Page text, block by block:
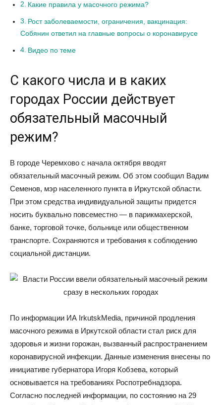
Какие правила у масочного режима?
Рост заболеваемости, ограничения, вакцинация:
Собянин ответил на главные вопросы о коронавирусе
Видео по теме
С какого числа и в каких
городах России действует
обязательный масочный
режим?
В городе Черемхово с начала октября вводят
обязательный масочный режим. Об этом сообщил Вадим
Семенов, мэр населенного пункта в Иркутской области.
При этом средства индивидуальной защиты придется
носить буквально повсеместно — в парикмахерской,
банке, торговой точке, больнице или общественном
транспорте. Сохраняются и требования к соблюдению
социальной дистанции.
По информации ИА IrkutskMedia, причиной продления
масочного режима в Иркутской области стал риск для
здоровья и жизни горожан, вызванный распространением
коронавирусной инфекции. Данные изменения внесены по
инициативе губернатора Игоря Кобзева, который
основывается на требованиях Роспотребнадзора.
Согласно последней информации, по состоянию на 29